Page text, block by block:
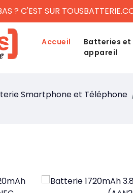
? C'EST SUR
Accueil
Batteries et
appareil
Smartphone et Téléphone